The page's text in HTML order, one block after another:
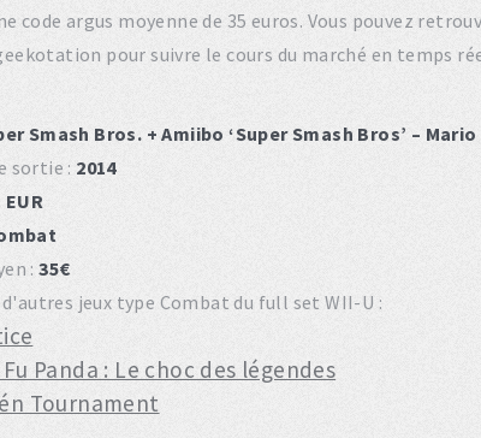
code argus moyenne de 35 euros. Vous pouvez
pour suivre le cours du marché en temps
Smash Bros. + Amiibo ‘Super Smash Bros’ – Mario
sortie : 2014
EUR
:35€
d'autres jeux type Combat du full set WII-U :
Fu Panda : Le choc des légendes
Tournament